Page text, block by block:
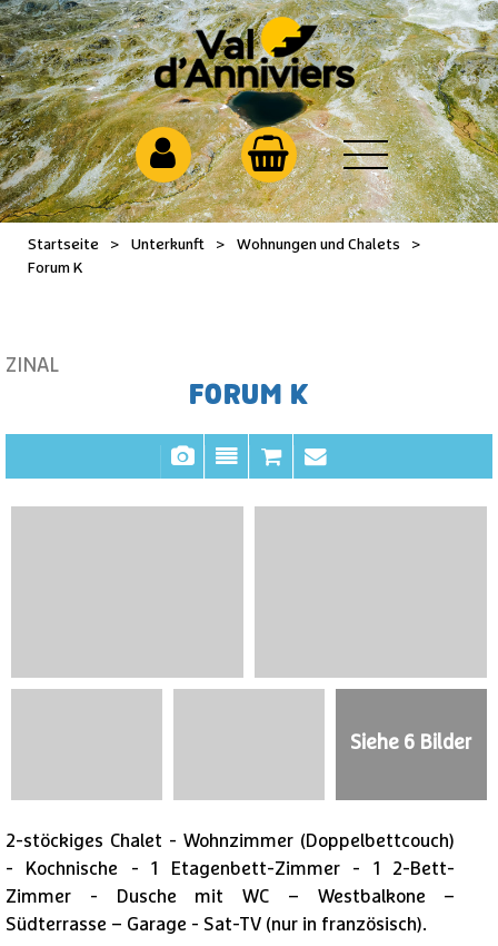
Startseite > Unterkunft > Wohnungen und Chalets
>
Forum K
FORUM K
ZINAL
Siehe 6 Bilder
2-stöckiges Chalet - Wohnzimmer (Doppelbettcouch)
- Kochnische - 1 Etagenbett-Zimmer - 1 2-Bett-
Zimmer - Dusche mit WC – Westbalkone –
Südterrasse – Garage - Sat-TV (nur in französisch).